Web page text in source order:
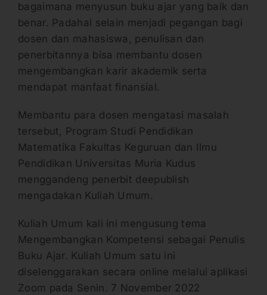
bagaimana menyusun buku ajar yang baik dan
benar. Padahal selain menjadi pegangan bagi
dosen dan mahasiswa, penulisan dan
penerbitannya bisa membantu dosen
mengembangkan karir akademik serta
mendapat manfaat finansial.
Membantu para dosen mengatasi masalah
tersebut, Program Studi Pendidikan
Matematika Fakultas Keguruan dan Ilmu
Pendidikan Universitas Muria Kudus
menggandeng penerbit deepublish
mengadakan Kuliah Umum.
Kuliah Umum kali ini mengusung tema
Mengembangkan Kompetensi sebagai Penulis
Buku Ajar. Kuliah Umum satu ini
diselenggarakan secara online melalui aplikasi
Zoom pada Senin. 7 November 2022